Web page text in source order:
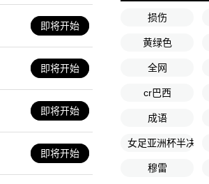
即将开始
即将开始
即将开始
即将开始
损伤
黄绿色
全网
cr巴西
成语
女足亚洲杯半决赛
穆雷